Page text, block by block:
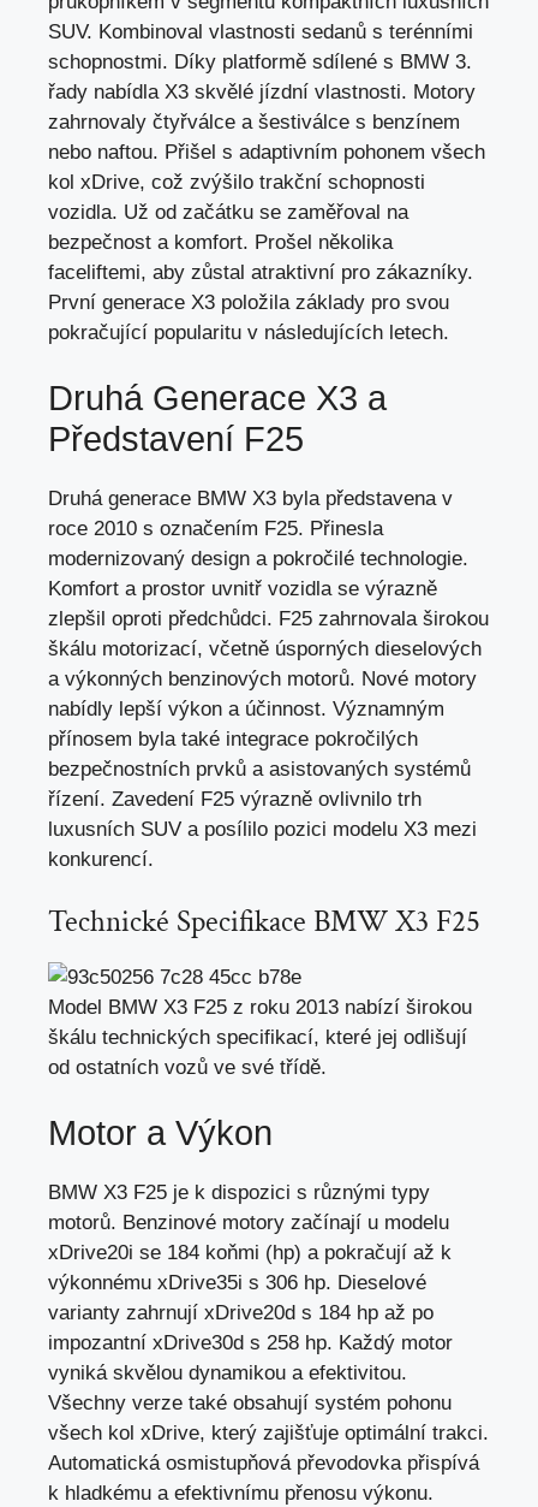
SUV. Kombinoval vlastnosti sedanů s terénními
schopnostmi. Díky platformě sdílené s BMW 3.
řady nabídla X3 skvělé jízdní vlastnosti. Motory
zahrnovaly čtyřválce a šestiválce s benzínem
nebo naftou. Přišel s adaptivním pohonem všech
kol xDrive, což zvýšilo trakční schopnosti
vozidla. Už od začátku se zaměřoval na
bezpečnost a komfort. Prošel několika
faceliftemi, aby zůstal atraktivní pro zákazníky.
První generace X3 položila základy pro svou
pokračující popularitu v následujících letech.
Druhá Generace X3 a
Představení F25
Druhá generace BMW X3 byla představenav
roce 2010 s označením F25. Přinesla
modernizovaný design a pokročilé technologie.
Komfort a prostor uvnitř vozidla se výrazně
zlepšil oproti předchůdci. F25 zahrnovala širokou
škálu motorizací, včetně úsporných dieselových
a výkonných benzinových motorů. Nové motory
nabídly lepší výkon a účinnost. Významným
přínosem byla také integrace pokročilých
bezpečnostních prvků a asistovaných systémů
řízení. Zavedení F25 výrazně ovlivnilo trh
luxusních SUV a posílilo pozici modelu X3 mezi
konkurencí.
Technické Specifikace BMW X3 F25
Model BMW X3 F25 z roku 2013 nabízí širokou
škálu technických specifikací, které jej odlišují
od ostatních vozů ve své třídě.
Motor a Výkon
BMW X3 F25 je k dispozici s různými typy
motorů. Benzinové motory začínají u modelu
xDrive20i se 184 koňmi (hp) a pokračují až k
výkonnému xDrive35i s 306 hp. Dieselové
varianty zahrnují xDrive20d s 184 hp až po
impozantní xDrive30d s 258 hp. Každý motor
vyniká skvělou dynamikou a efektivitou.
Všechny verze také obsahují systém pohonu
všech kol xDrive, který zajišťuje optimální trakci.
Automatická osmistupňová převodovka přispívá
k hladkému a efektivnímu přenosu výkonu.